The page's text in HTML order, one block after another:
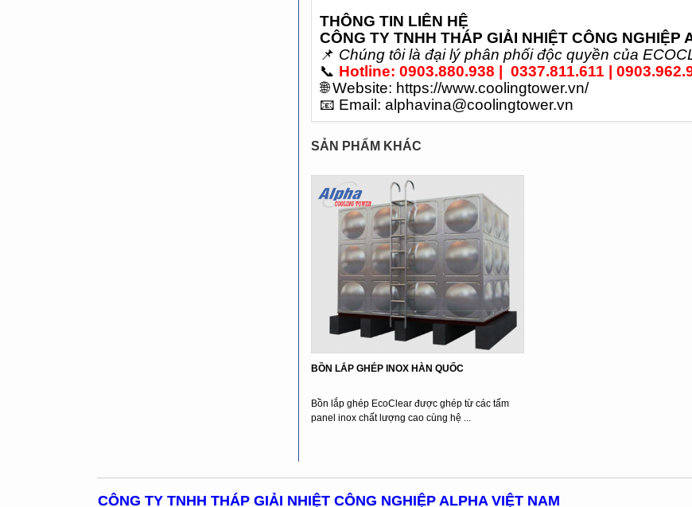
THÔNG TIN LIÊN HỆ
CÔNG TY TNHH THÁP GIẢI NHIỆT CÔNG NGHIỆP
📌 Chúng tôi là đại lý phân phối độc quyền của
📞 Hotline: 0903.880.938 | 0337.811.611 |
🌐Website: https://www.coolingtower.vn/
📧 Email: alphavina@coolingtower.vn
SẢN PHẨM KHÁC
BỒN LẮP GHÉP INOX HÀN QUỐC
Bồn lắp ghép EcoClear được ghép từ các tấm
panel inox chất lượng cao cùng hệ ...
CÔNG TY TNHH THÁP GIẢI NHIỆT CÔNG NGHIỆP ALPHA VIỆT NAM